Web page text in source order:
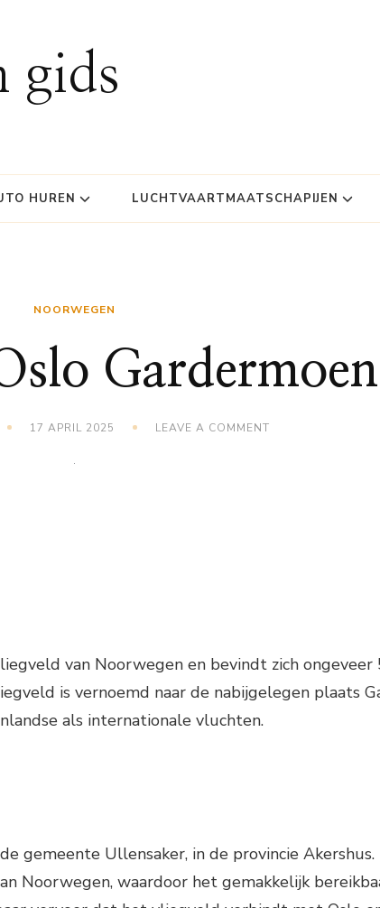
gids
HUREN LUCHTVAARTMAATSCHAPIJEN
NOORWEGEN
Gardermoen
17 APRIL 2025 LEAVE A COMMENT
van Noorwegen en bevindt zich
is vernoemd naar de nabijgelegen plaats
als internationale vluchten.
gemeente Ullensaker, in de provincie
Noorwegen, waardoor het gemakkelijk